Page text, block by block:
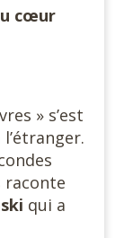
cœur
» s’est
raconte
qui a